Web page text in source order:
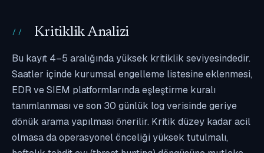
Kritiklik Analizi
Bu kayıt 4–5 aralığında yüksek kritiklik seviyesindedir.
Saatler içinde kurumsal engelleme listesine eklenmesi,
EDR ve SIEM platformlarında eşleştirme kuralı
tanımlanması ve son 30 günlük log verisinde geriye
dönük arama yapılması önerilir. Kritik düzey kadar acil
olmasa da operasyonel önceliği yüksek tutulmalı,